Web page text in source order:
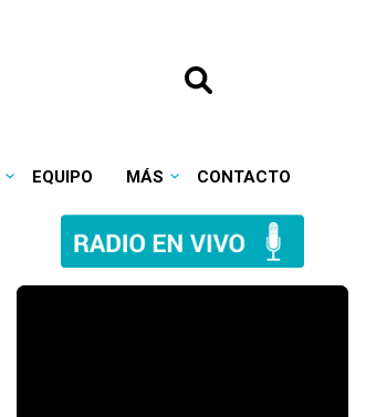
EQUIPO MÁS CONTACTO